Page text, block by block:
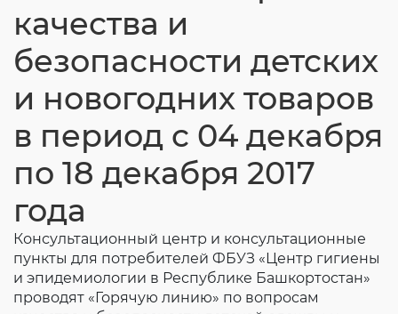
качества и
безопасности детских
и новогодних товаров
в период с 04 декабря
по 18 декабря 2017
года
Консультационный центр и консультационные
пункты для потребителей ФБУЗ «Центр гигиены
и эпидемиологии в Республике Башкортостан»
проводят «Горячую линию» по вопросам